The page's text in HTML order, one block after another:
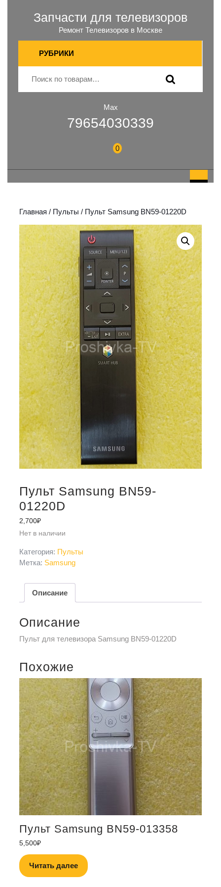
Запчасти для телевизоров
Ремонт Телевизоров в Москве
РУБРИКИ
Max
79654030339
0
Главная / Пульты / Пульт Samsung BN59-01220D
Пульт Samsung BN59-
01220D
2,700₽
Нет в наличии
Категория: Пульты
Метка: Samsung
Описание
Описание
Пульт для телевизора Samsung BN59-01220D
Похожие
Пульт Samsung BN59-013358
5,500₽
Читать далее